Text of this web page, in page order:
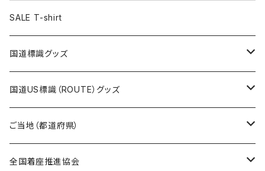
ランチバッグ
エコバッグ
クリアファイル
ステッカー
ホテルキーホルダー
モーテルキーホルダー
トートバッグ
マスク
エコバッグ
千葉ロッテマリーンズコラボ
ステッカー
モーテルキーホルダー
ホテルキーホルダー
トートバッグ
ステッカー
ホテルキーホルダー
キャップ
ステッカー
Tシャツ
ステッカー
ホテルキーホルダー
SALE T-shirt
国道標識グッズ
ステッカー
国道0～99号線
国道100～199号線
Tシャツ
キャップ
国道US標識（ROUTE）グッズ
ステッカー
ROUTE 0～99号線
Tシャツ
ご当地（都道府県）
北海道
全国着座推進協会